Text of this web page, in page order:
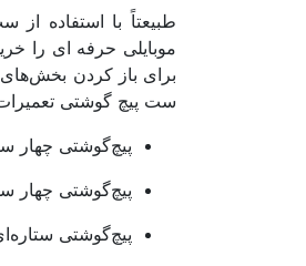
طبیعتاً با استفاده
موبایلی حرفه ‌ای را
برای باز کردن
ست پیچ گوشتی تعمیرات
پیچ‌گوشتی چهار سو
پیچ‌گوشتی چهار سو
پیچ‌گوشتی ستاره‌ای